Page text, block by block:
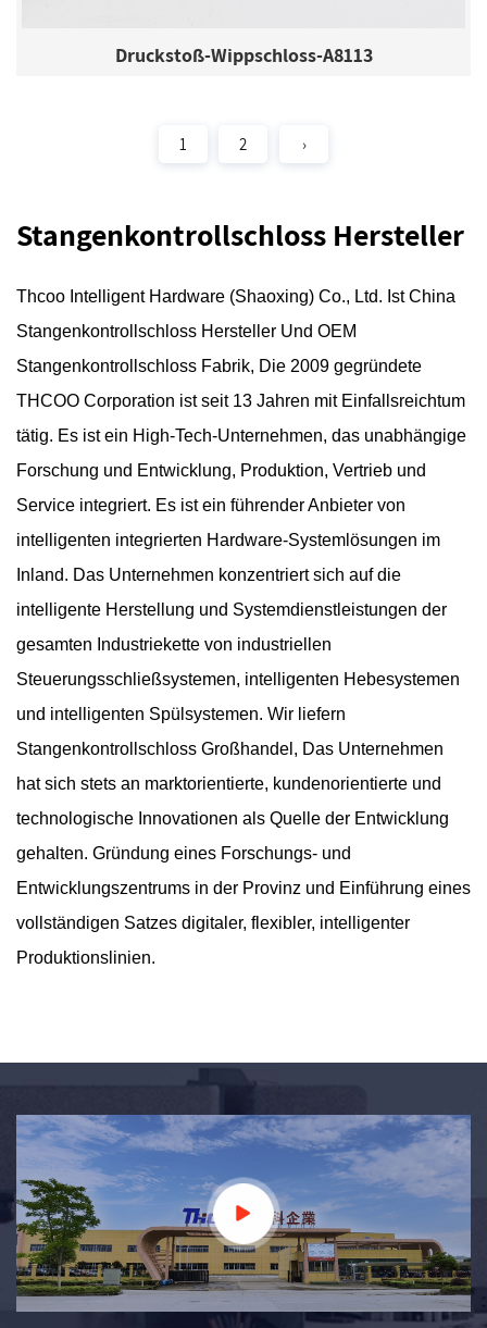
Druckstoß-Wippschloss-A8113
1 2 ›
Stangenkontrollschloss Hersteller
Thcoo Intelligent Hardware (Shaoxing) Co., Ltd. IstChina
Stangenkontrollschloss Hersteller Und OEM
Stangenkontrollschloss Fabrik, Die 2009 gegründete
THCOO Corporation ist seit 13 Jahren mit Einfallsreichtum
tätig. Es ist ein High-Tech-Unternehmen, das unabhängige
Forschung und Entwicklung, Produktion, Vertrieb und
Service integriert. Es ist ein führender Anbieter von
intelligenten integrierten Hardware-Systemlösungen im
Inland. Das Unternehmen konzentriert sich auf die
intelligente Herstellung und Systemdienstleistungen der
gesamten Industriekette von industriellen
Steuerungsschließsystemen, intelligenten Hebesystemen
und intelligenten Spülsystemen. Wir liefern
Stangenkontrollschloss Großhandel , Das Unternehmen
hat sich stets an marktorientierte, kundenorientierte und
technologische Innovationen als Quelle der Entwicklung
gehalten. Gründung eines Forschungs- und
Entwicklungszentrums in der Provinz und Einführung eines
vollständigen Satzes digitaler, flexibler, intelligenter
Produktionslinien.